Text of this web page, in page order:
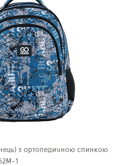
з ортопедичною спинкою
1